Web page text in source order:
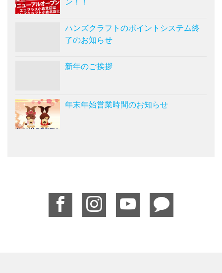
ハンズクラフトのポイントシステム終
了のお知らせ
新年のご挨拶
年末年始営業時間のお知らせ